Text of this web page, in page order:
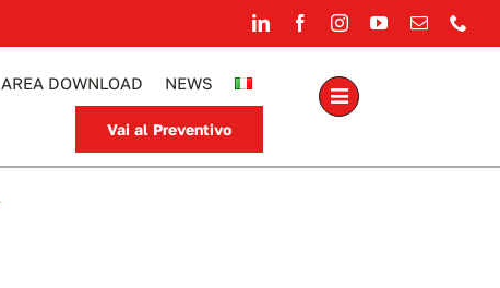
AREA DOWNLOAD NEWS
Vai al Preventivo